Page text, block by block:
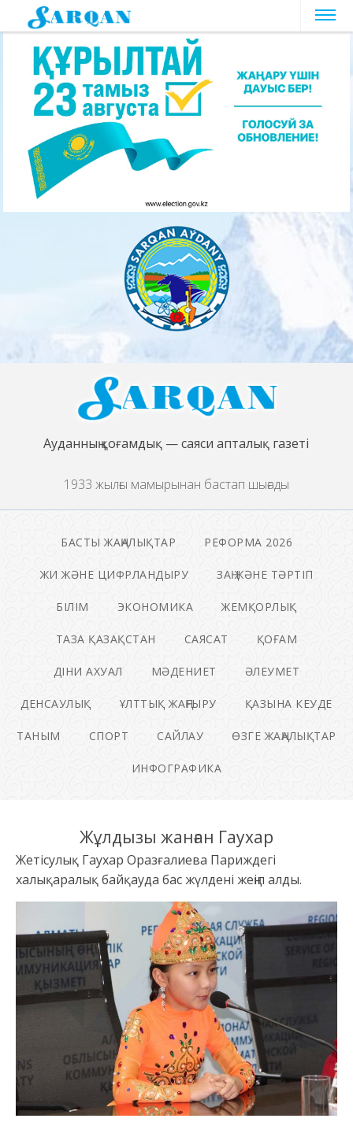
Ауданның қоғамдық — саяси апталық газеті
1933 жылғы мамырынан бастап шығады
БАСТЫ ЖАҢАЛЫҚТАР РЕФОРМА 2026
ЖИ ЖӘНЕ ЦИФРЛАНДЫРУ ЗАҢ ЖӘНЕ ТӘРТІП
БІЛІМ ЭКОНОМИКА ЖЕМҚОРЛЫҚ
ТАЗА ҚАЗАҚСТАН САЯСАТ ҚОҒАМ
ДІНИ АХУАЛ МӘДЕНИЕТ ӘЛЕУМЕТ
ДЕНСАУЛЫҚ ҰЛТТЫҚ ЖАҢҒЫРУ ҚАЗЫНА КЕУДЕ
ТАНЫМ СПОРТ САЙЛАУ ӨЗГЕ ЖАҢАЛЫҚТАР
ИНФОГРАФИКА
Жұлдызы жанған Гаухар
Жетісулық Гаухар Оразғалиева Париждегі
халықаралық байқауда бас жүлдені жеңіп алды.